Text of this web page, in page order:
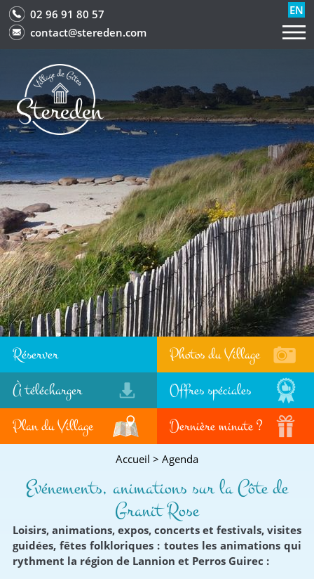
02 96 91 80 57
contact@stereden.com
EN
Réserver
Photos du Village
À télécharger
Offres spéciales
Plan du Village
Dernière minute ?
Accueil > Agenda
Evénements, animations sur la Côte de
Granit Rose
Loisirs, animations, expos, concerts et festivals, visites
guidées, fêtes folkloriques : toutes les animations qui
rythment la région de Lannion et Perros Guirec :